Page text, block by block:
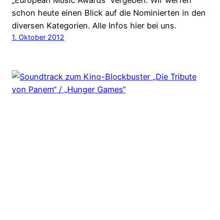
schon heute einen Blick auf die Nominierten in den
diversen Kategorien. Alle Infos hier bei uns.
1. Oktober 2012